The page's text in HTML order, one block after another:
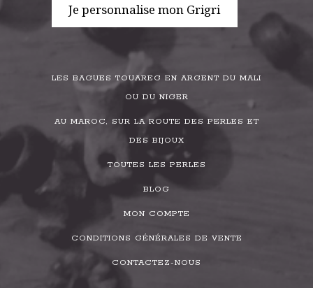
Je personnalise mon Grigri
LES BAGUES TOUAREG EN ARGENT DU MALI
OU DU NIGER
AU MAROC, SUR LA ROUTE DES PERLES ET
DES BIJOUX
TOUTES LES PERLES
BLOG
MON COMPTE
CONDITIONS GÉNÉRALES DE VENTE
CONTACTEZ-NOUS